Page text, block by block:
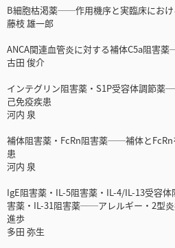
B細胞枯渇薬──作用機序と実臨床におけ
藤枝 雄一郎
ANCA関連血管炎に対する補体C5a阻害
古田 俊介
インテグリン阻害薬・S1P受容体調節薬
己免疫疾患
河内 泉
補体阻害薬・FcRn阻害薬──補体と
患
河内 泉
IgE阻害薬・IL-5阻害薬・IL-4/IL-13受容
害薬・IL-31阻害薬──アレルギー・2型
進歩
多田 弥生